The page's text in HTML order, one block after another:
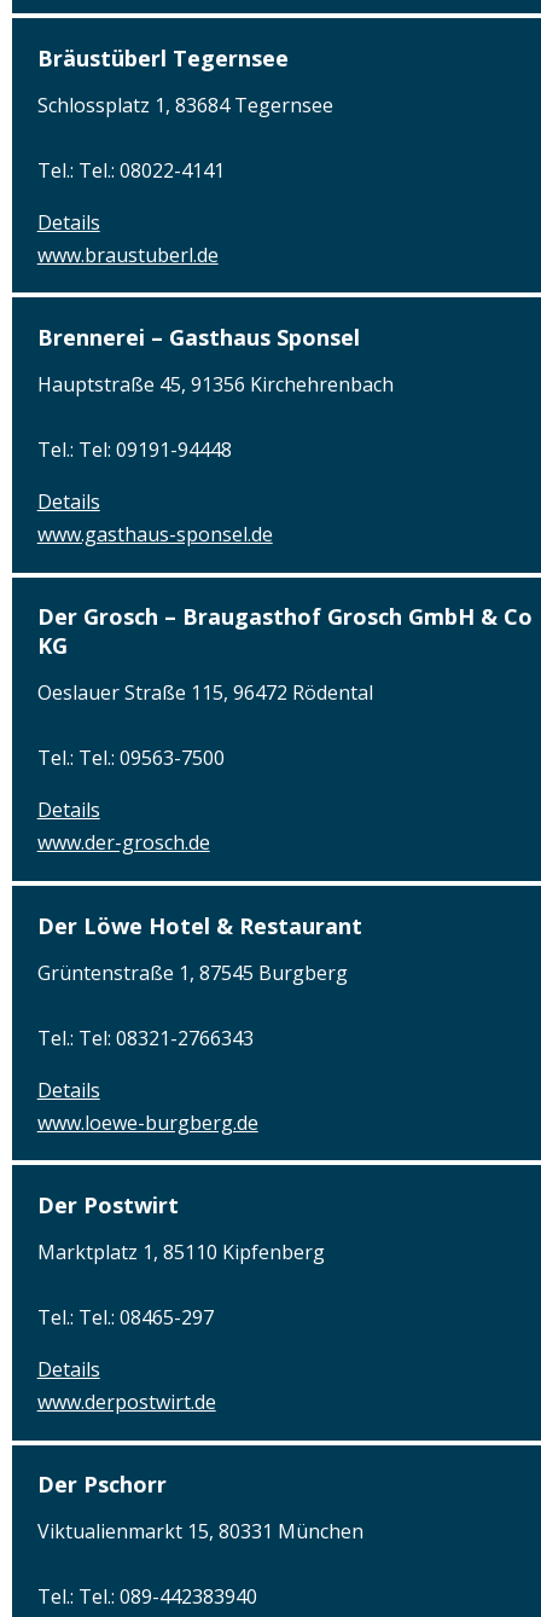
Bräustüberl Tegernsee
Schlossplatz 1, 83684 Tegernsee
Tel.: Tel.: 08022-4141
Details
www.braustuberl.de
Brennerei – Gasthaus Sponsel
Hauptstraße 45, 91356 Kirchehrenbach
Tel.: Tel: 09191-94448
Details
www.gasthaus-sponsel.de
Der Grosch – Braugasthof Grosch GmbH & Co
KG
Oeslauer Straße 115, 96472 Rödental
Tel.: Tel.: 09563-7500
Details
www.der-grosch.de
Der Löwe Hotel & Restaurant
Grüntenstraße 1, 87545 Burgberg
Tel.: Tel: 08321-2766343
Details
www.loewe-burgberg.de
Der Postwirt
Marktplatz 1, 85110 Kipfenberg
Tel.: Tel.: 08465-297
Details
www.derpostwirt.de
Der Pschorr
Viktualienmarkt 15, 80331 München
Tel.: Tel.: 089-442383940